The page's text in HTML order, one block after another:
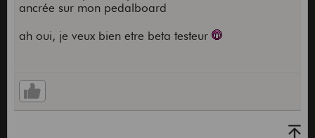
ancrée sur mon pedalboard
ah oui, je veux bien etre beta testeur